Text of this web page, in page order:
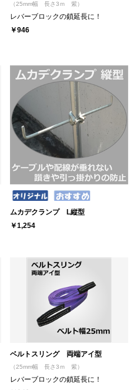
（25mm幅 長さ3ｍ 紫）
レバーブロックの鎖延長に！
￥946
ムカデクランプ L縦型
￥1,254
ベルトスリング 両端アイ型
（25mm幅 長さ3ｍ 紫）
レバーブロックの鎖延長に！